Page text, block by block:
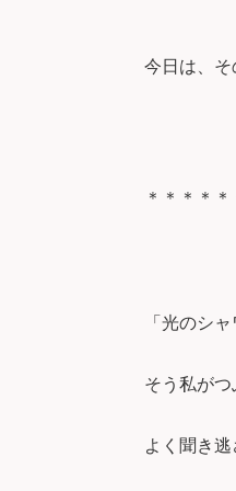
今日は、そ
＊＊＊＊
「光のシ
そう私がつ
よく聞き